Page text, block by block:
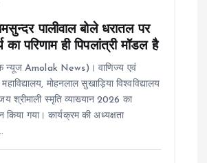
पालीवाल बोले धरातल पर
का परिणाम ही पिपलांत्री मॉडल है
न्यूज Amolak News)। वाणिज्य एवं
मोहनलाल सुखाड़िया विश्वविद्यालय
श्रीमाली स्मृति व्याख्यान 2026 का
किया गया। कार्यक्रम की अध्यक्षता